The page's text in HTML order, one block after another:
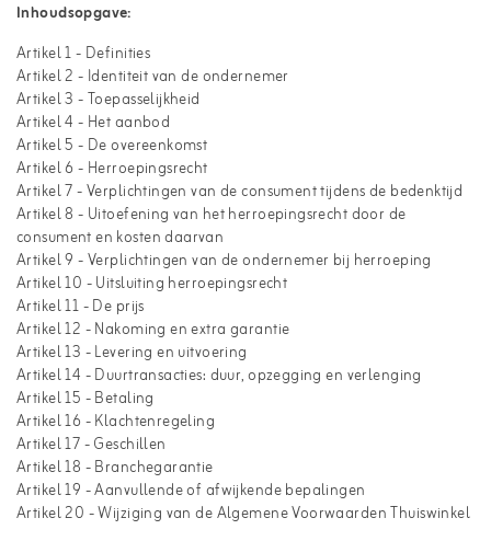
Inhoudsopgave:
Artikel 1 - Definities
Artikel 2 - Identiteit van de ondernemer
Artikel 3 - Toepasselijkheid
Artikel 4 - Het aanbod
Artikel 5 - De overeenkomst
Artikel 6 - Herroepingsrecht
Artikel 7 - Verplichtingen van de consument tijdens de bedenktijd
Artikel 8 - Uitoefening van het herroepingsrecht door de
consument en kosten daarvan
Artikel 9 - Verplichtingen van de ondernemer bij herroeping
Artikel 10 - Uitsluiting herroepingsrecht
Artikel 11 - De prijs
Artikel 12 - Nakoming en extra garantie
Artikel 13 - Levering en uitvoering
Artikel 14 - Duurtransacties: duur, opzegging en verlenging
Artikel 15 - Betaling
Artikel 16 - Klachtenregeling
Artikel 17 - Geschillen
Artikel 18 - Branchegarantie
Artikel 19 - Aanvullende of afwijkende bepalingen
Artikel 20 - Wijziging van de Algemene Voorwaarden Thuiswinkel